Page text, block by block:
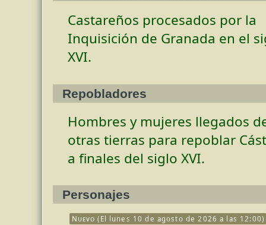
Castareños procesados por la
Inquisición de Granada en el
XVI.
Repobladores
Hombres y mujeres llegados
otras tierras para repoblar
a finales del siglo XVI.
Personajes
Nuevo(El lunes 10 de agosto de 2026 a las 12:00)